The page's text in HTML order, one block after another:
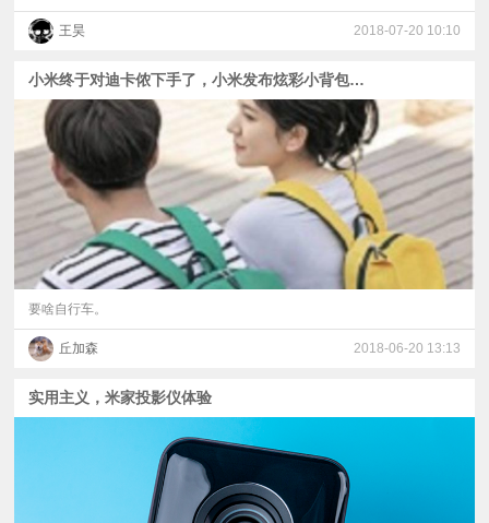
王昊 2018-07-20 10:10
小米终于对迪卡侬下手了，小米发布炫彩小背包，售价29元！
要啥自行车。
丘加森 2018-06-20 13:13
实用主义，米家投影仪体验